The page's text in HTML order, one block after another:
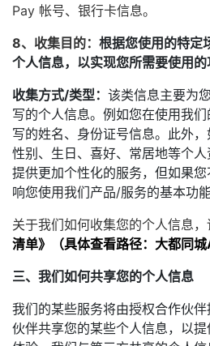
Pay 帐号、银行卡信息。
8、收集目的： 根据您使用的特定
个人信息，以实现您所需要使用的
收集方式/类型： 该类信息主要为
写的个人信息。例如您在使用我
写的姓名、身份证号信息。此外
性别、生日、喜好、常居地等个
提供更加个性化的服务，但如果
响您使用我们产品/服务的基本功能
关于我们如何收集您的个人信息，
清单》（具体查看路径：大都同
三、我们如何共享您的个人信息
我们的某些服务将由授权合作伙
伙伴共享您的某些个人信息，以